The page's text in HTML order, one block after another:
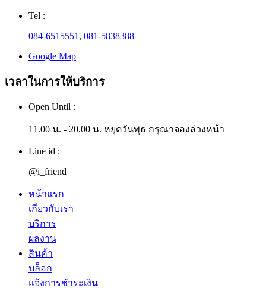
Tel :
084-6515551, 081-5838388
Google Map
เวลาในการให้บริการ
Open Until :
11.00 น. - 20.00 น. หยุดวันพุธ กรุณาจองล่วงหน้า
Line id :
@i_friend
หน้าแรก
เกี่ยวกับเรา
บริการ
ผลงาน
สินค้า
บล็อก
แจ้งการชำระเงิน